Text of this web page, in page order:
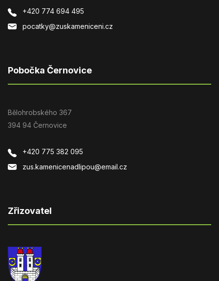
+420 774 694 495
pocatky@zuskameniceni.cz
Pobočka Černovice
Bělohrobského 367
394 94 Černovice
+420 775 382 095
zus.kamenicenadlipou@email.cz
Zřizovatel